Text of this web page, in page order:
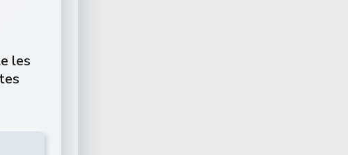
les